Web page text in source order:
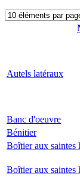
Autels latéraux
Banc d'oeuvre
Bénitier
Boîtier aux saintes
Boîtier aux saintes